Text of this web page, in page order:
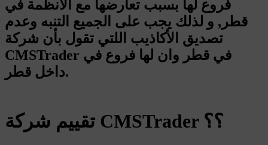
فروع لها بسبب تعارضها مع الأنظمة في
قطر, و لذلك يجب على الجميع التنبه وعدم
تصديق الأكاذيب اللتي تقول بأن شركة
CMSTrader في قطر وان لها فروع في
داخل قطر.
تقييم شركة CMSTrader ؟؟